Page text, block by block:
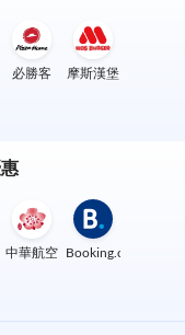
必勝客 摩斯漢堡
中華航空 Booking.com